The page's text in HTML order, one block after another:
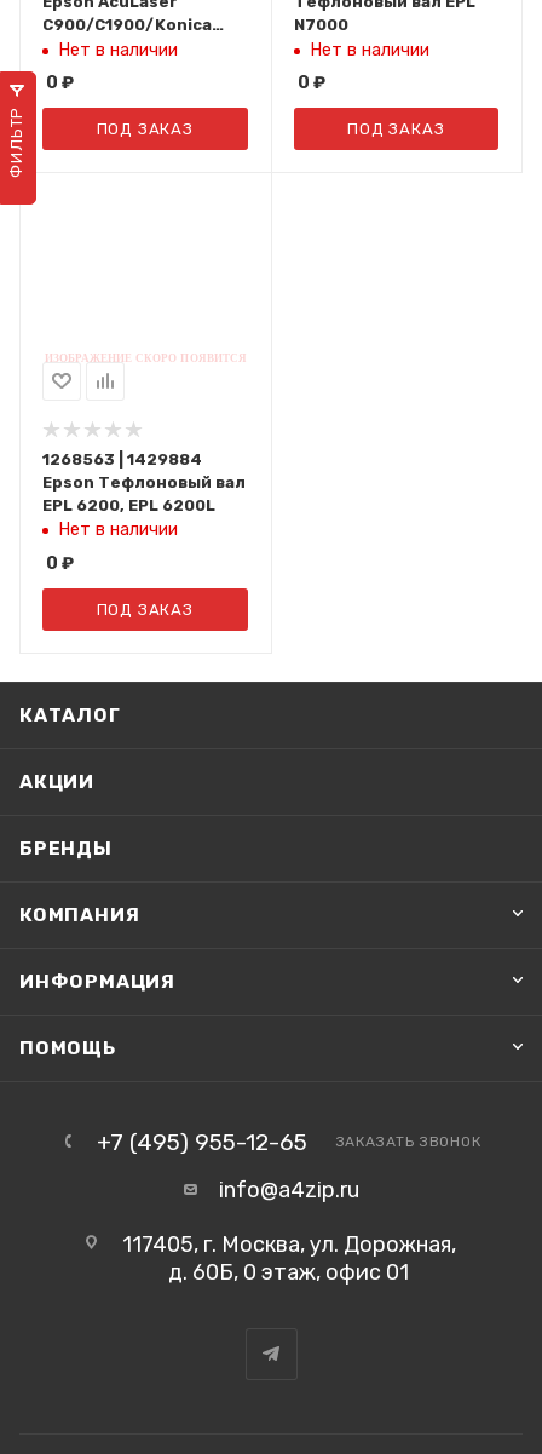
C900/C1900/Konica
Minolta Magicolor 2300
(Std)
Нет в наличии
0 ₽
ПОД ЗАКАЗ
N7000
Нет в наличии
0 ₽
ПОД ЗАКАЗ
1268563 | 1429884
Epson Тефлоновый вал
EPL 6200, EPL 6200L
Нет в наличии
0 ₽
ПОД ЗАКАЗ
ФИЛЬТР
КАТАЛОГ
АКЦИИ
БРЕНДЫ
КОМПАНИЯ
ИНФОРМАЦИЯ
ПОМОЩЬ
+7 (495) 955-12-65 ЗАКАЗАТЬ ЗВОНОК
info@a4zip.ru
117405, г. Москва, ул. Дорожная,
д. 60Б, 0 этаж, офис 01